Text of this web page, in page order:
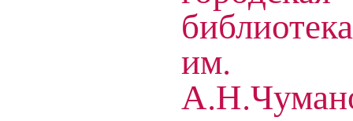
библиотека
им.